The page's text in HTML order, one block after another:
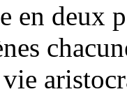
en deux